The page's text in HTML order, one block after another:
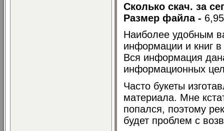
Сколько скач. за
Размер файла -
Наиболее удобным
информации и книг в
Вся информация
информационных
Часто букеты
материала. Мне
попался, поэтому
будет проблем с